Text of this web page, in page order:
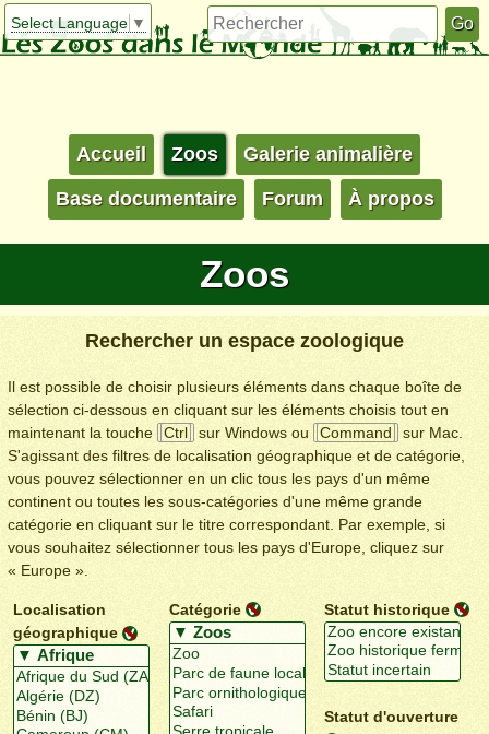
Select Language ▼
Accueil Zoos Galerie animalière
Base documentaire Forum À propos
Zoos
Rechercher un espace zoologique
Il est possible de choisir plusieurs éléments dans chaque boîte de
sélection ci-dessous en cliquant sur les éléments choisis tout en
maintenant la touche
Ctrl sur Windows ou Command
sur Mac.
S'agissant des filtres de localisation géographique et de catégorie,
vous pouvez sélectionner en un clic tous les pays d'un même
continent ou toutes les sous-catégories d'une même grande
catégorie en cliquant sur le titre correspondant. Par exemple, si
vous souhaitez sélectionner tous les pays d'Europe, cliquez sur
« Europe ».
Localisation
géographique
Catégorie Statut historique
Statut d'ouverture